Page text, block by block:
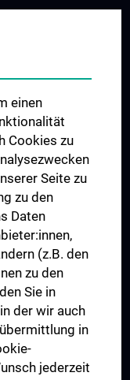
N202
einen
Cookies zu
Seite zu
zu den
Daten
(z.B. den
zu den
Sie in
der wir auch
in
jederzeit